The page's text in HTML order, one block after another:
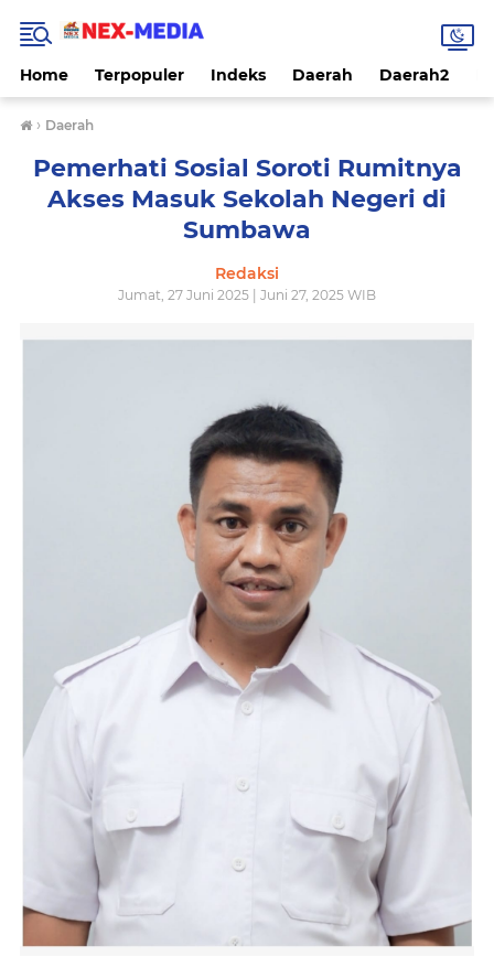
Home Terpopuler Indeks Daerah Daerah2
› Daerah
Pemerhati Sosial Soroti Rumitnya
Akses Masuk Sekolah Negeri di
Sumbawa
Redaksi
Jumat, 27 Juni 2025 | Juni 27, 2025 WIB